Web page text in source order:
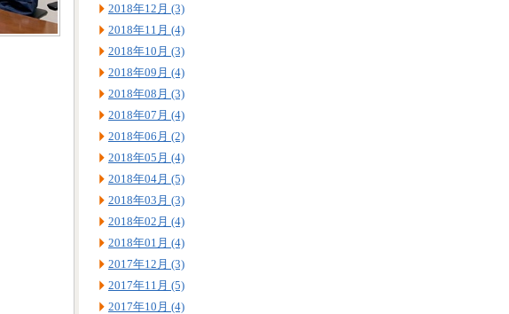
2018年12月 (3)
2018年11月 (4)
2018年10月 (3)
2018年09月 (4)
2018年08月 (3)
2018年07月 (4)
2018年06月 (2)
2018年05月 (4)
2018年04月 (5)
2018年03月 (3)
2018年02月 (4)
2018年01月 (4)
2017年12月 (3)
2017年11月 (5)
2017年10月 (4)